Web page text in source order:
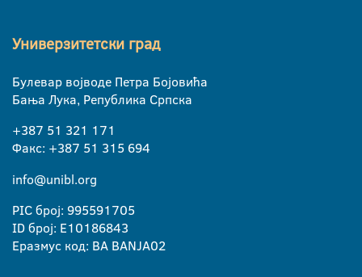
Универзитетски град
Булевар војводе Петра Бојовића
Бања Лука, Република Српска
+387 51 321 171
Факс: +387 51 315 694
info@unibl.org
PIC број: 995591705
ID број: E10186843
Еразмус код: BA BANJA02